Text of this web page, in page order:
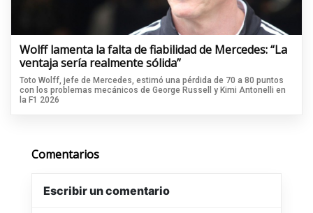
Wolff lamenta la falta de fiabilidad de Mercedes: “La
ventaja sería realmente sólida”
Toto Wolff, jefe de Mercedes, estimó una pérdida de 70 a 80 puntos
con los problemas mecánicos de George Russell y Kimi Antonelli en
la F1 2026
Comentarios
Escribir un comentario